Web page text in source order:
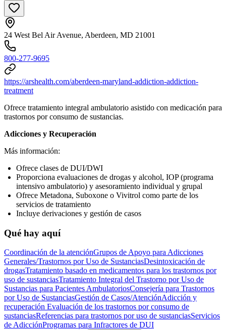
24 West Bel Air Avenue, Aberdeen, MD 21001
800-277-9695
https://arshealth.com/aberdeen-maryland-addiction-addiction-
treatment
Ofrece tratamiento integral ambulatorio asistido con medicación para
trastornos por consumo de sustancias.
Adicciones y Recuperación
Más información:
Ofrece clases de DUI/DWI
Proporciona evaluaciones de drogas y alcohol, IOP (programa
intensivo ambulatorio) y asesoramiento individual y grupal
Ofrece Metadona, Suboxone o Vivitrol como parte de los
servicios de tratamiento
Incluye derivaciones y gestión de casos
Qué hay aquí
Coordinación de la atenciónGrupos de Apoyo para Adicciones
Generales/Trastornos por Uso de SustanciasDesintoxicación de
drogasTratamiento basado en medicamentos para los trastornos por
uso de sustanciasTratamiento Integral del Trastorno por Uso de
Sustancias para Pacientes AmbulatoriosConsejería para Trastornos
por Uso de SustanciasGestión de Casos/AtenciónAdicción y
recuperación Evaluación de los trastornos por consumo de
sustanciasReferencias para trastornos por uso de sustanciasServicios
de AdicciónProgramas para Infractores de DUI